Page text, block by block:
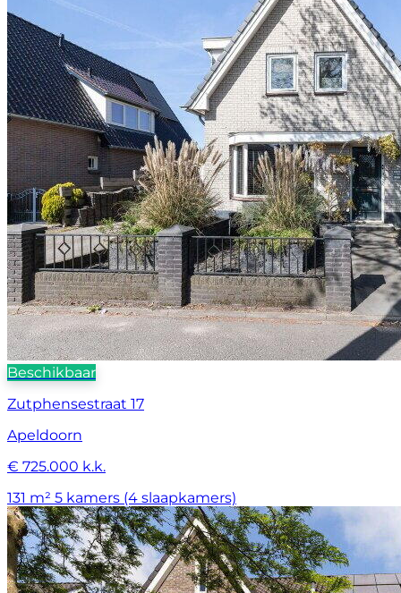
Beschikbaar
Zutphensestraat 17
Apeldoorn
€ 725.000 k.k.
131 m² 5 kamers (4 slaapkamers)